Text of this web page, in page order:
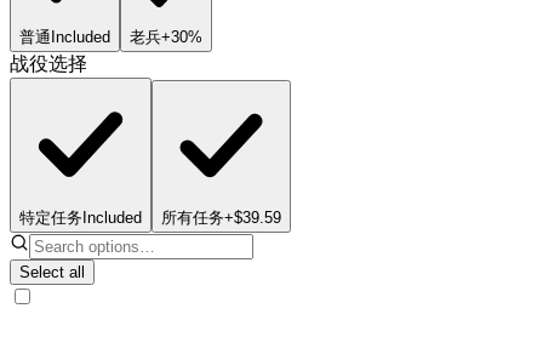
普通 Included 老兵+30%
战役选择
特定任务 Included 所有任务+$39.59
Select all